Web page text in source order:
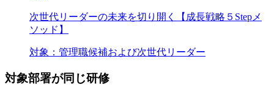
次世代リーダーの未来を切り開く【成長戦略５Stepメ
ソッド】
対象： 管理職候補および次世代リーダー
対象部署が同じ研修